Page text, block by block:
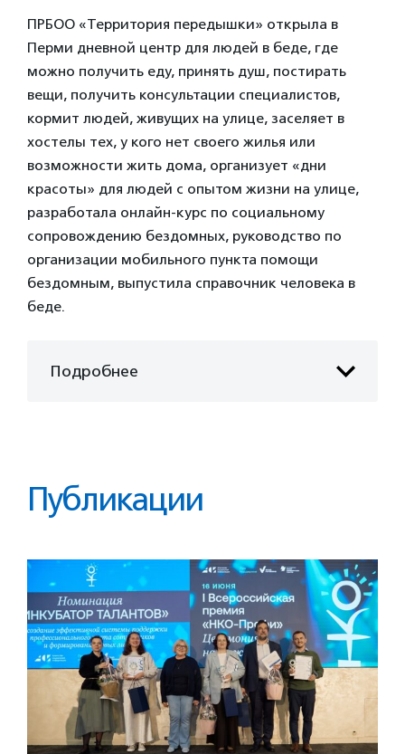
ПРБОО «Территория передышки» открыла в
Перми дневной центр для людей в беде, где
можно получить еду, принять душ, постирать
вещи, получить консультации специалистов,
кормит людей, живущих на улице, заселяет в
хостелы тех, у кого нет своего жилья или
возможности жить дома, организует «дни
красоты» для людей с опытом жизни на улице,
разработала онлайн-курс по социальному
сопровождению бездомных, руководство по
организации мобильного пункта помощи
бездомным, выпустила справочник человека в
беде.
Подробнее
Публикации